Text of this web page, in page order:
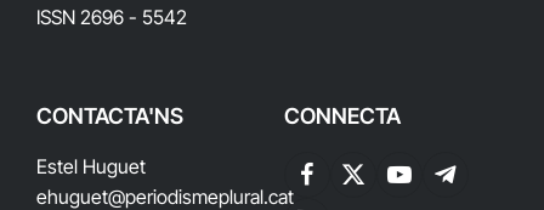
ISSN 2696 - 5542
CONTACTA'NS
Estel Huguet
ehuguet@periodismeplural.cat
CONNECTA
Facebook
X
YouTubeTelegram